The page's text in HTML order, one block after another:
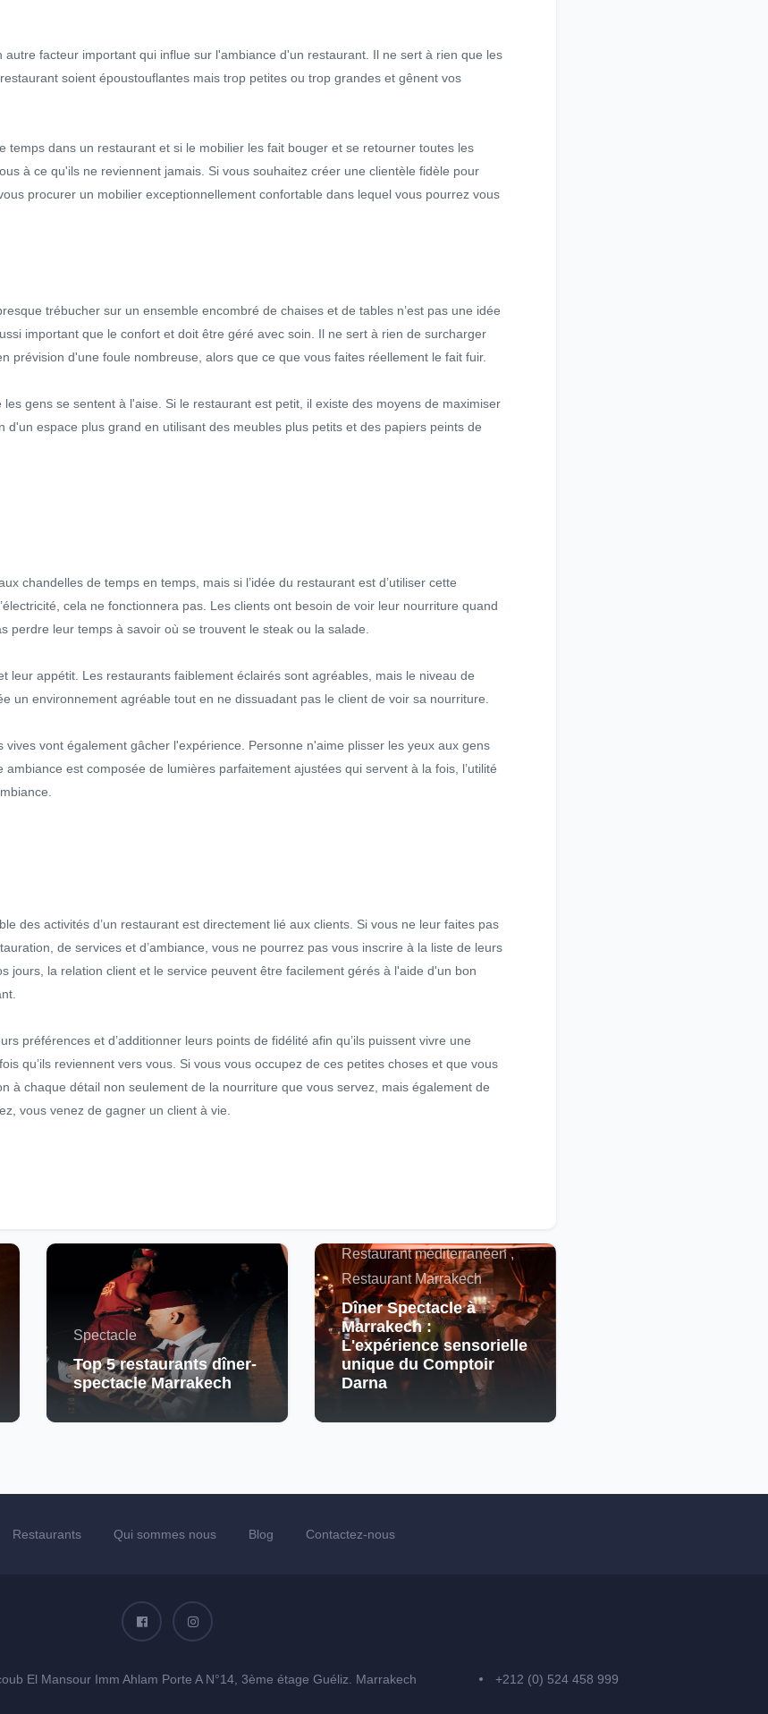
autre facteur important qui influe sur l'ambiance d'un restaurant. Il ne sert à rien que les
soient époustouflantes mais trop petites ou trop grandes et gênent vos
temps dans un restaurant et si le mobilier les fait bouger et se retourner toutes les
à ce qu'ils ne reviennent jamais. Si vous souhaitez créer une clientèle fidèle pour
procurer un mobilier exceptionnellement confortable dans lequel vous pourrez vous
trébucher sur un ensemble encombré de chaises et de tables n’est pas une idée
important que le confort et doit être géré avec soin. Il ne sert à rien de surcharger
prévision d'une foule nombreuse, alors que ce que vous faites réellement le fait fuir.
gens se sentent à l'aise. Si le restaurant est petit, il existe des moyens de maximiser
d'un espace plus grand en utilisant des meubles plus petits et des papiers peints de
chandelles de temps en temps, mais si l’idée du restaurant est d’utiliser cette
cela ne fonctionnera pas. Les clients ont besoin de voir leur nourriture quand
perdre leur temps à savoir où se trouvent le steak ou la salade.
leur appétit. Les restaurants faiblement éclairés sont agréables, mais le niveau de
un environnement agréable tout en ne dissuadant pas le client de voir sa nourriture.
vives vont également gâcher l'expérience. Personne n'aime plisser les yeux aux gens
est composée de lumières parfaitement ajustées qui servent à la fois, l’utilité
des activités d’un restaurant est directement lié aux clients. Si vous ne leur faites pas
de services et d’ambiance, vous ne pourrez pas vous inscrire à la liste de leurs
jours, la relation client et le service peuvent être facilement gérés à l'aide d'un bon
préférences et d’additionner leurs points de fidélité afin qu’ils puissent vivre une
qu’ils reviennent vers vous. Si vous vous occupez de ces petites choses et que vous
à chaque détail non seulement de la nourriture que vous servez, mais également de
vous venez de gagner un client à vie.
Spectacle
Top 5 restaurants dîner-
spectacle Marrakech
Restaurant méditerranéen ,
Restaurant Marrakech
Dîner Spectacle à
Marrakech :
L'expérience sensorielle
unique du Comptoir
Darna
Restaurants Qui sommes nous Blog Contactez-nous
El Mansour Imm Ahlam Porte A N°14, 3ème étage Guéliz. Marrakech +212 (0) 524 458 999